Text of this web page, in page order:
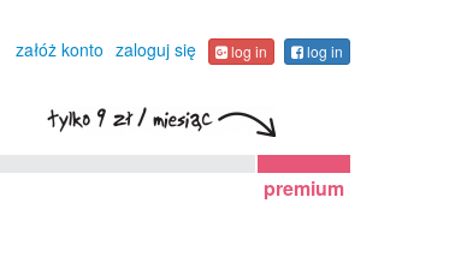
załóż konto zaloguj się log in log in
premium